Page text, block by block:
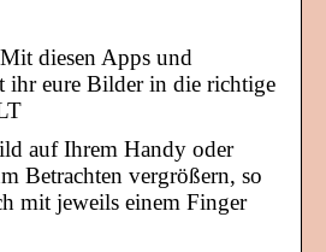
diesen Apps und
ihr eure Bilder in die richtige
auf Ihrem Handy oder
Betrachten vergrößern, so
mit jeweils einem Finger